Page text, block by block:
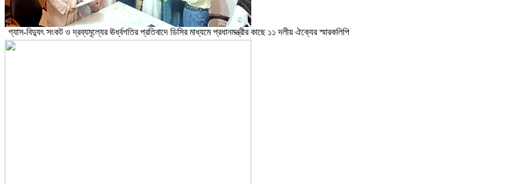
গ্যাস-বিদ্যুৎ সংকট ও দ্রব্যমূল্যের ঊর্ধ্বগতির প্রতিবাদে ডিসির মাধ্যমে প্রধানমন্ত্রীর কাছে ১১ দলীয় ঐক্যের স্মারকলিপি